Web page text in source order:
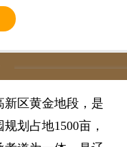
新区黄金地段，是
划占地1500亩，